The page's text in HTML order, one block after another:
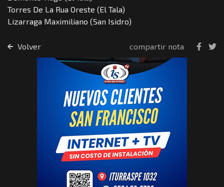
Torres De La Rua Oreste (El Tala)
Lizarraga Maximiliano (San Isidro)
Volver compartir nota